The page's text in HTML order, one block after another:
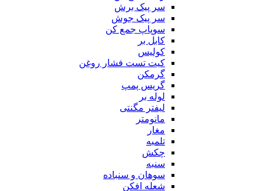
سر پیک برش
سر پیک جوش
سوپاپ جمع کن
کابل بر
کولیس
کیت تست فشار روغن
گرمکن
گریس پمپ
لوله بر
لیفتر مگنتی
مانومتر
مغار
تلمبه
چکش
سنبه
سوهان و سنباده
شعله افکن